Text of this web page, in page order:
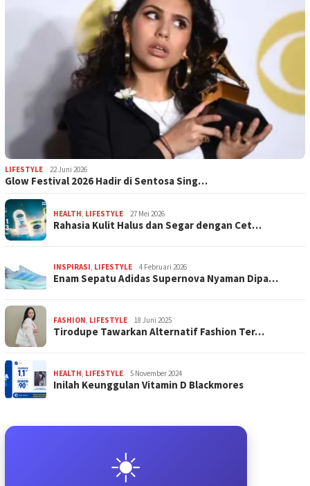
LIFESTYLE 22 Juni 2026
Glow Festival 2026 Hadir di Sentosa Sing…
HEALTH, LIFESTYLE 27 Mei 2026
Rahasia Kulit Halus dan Segar dengan Cet…
INSPIRASI, LIFESTYLE 4 Februari 2026
Enam Sepatu Adidas Supernova Nyaman Dipa…
FASHION, LIFESTYLE 18 Juni 2025
Tirodupe Tawarkan Alternatif Fashion Ter…
HEALTH, LIFESTYLE 5 November 2024
Inilah Keunggulan Vitamin D Blackmores
☀️